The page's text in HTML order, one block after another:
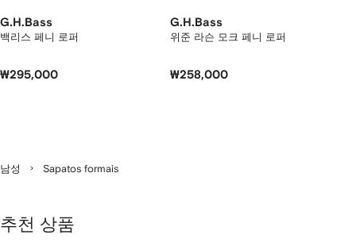
G.H.Bass
백리스 페니 로퍼
₩295,000
G.H.Bass
위준 라슨 모크 페니 로퍼
₩258,000
남성 Sapatos formais
추천 상품